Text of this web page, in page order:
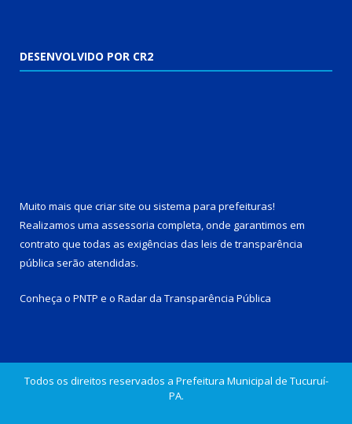
DESENVOLVIDO POR CR2
Muito mais que criar site ou sistema para prefeituras!
Realizamos uma assessoria completa, onde garantimos em
contrato que todas as exigências das leis de transparência
pública serão atendidas.
Conheça o PNTP e o Radar da Transparência Pública
Todos os direitos reservados a Prefeitura Municipal de Tucuruí-
PA.